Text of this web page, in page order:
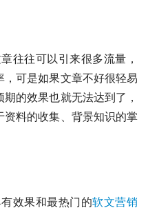
可是如果文章不好很轻易
的效果也就无法达到了，
料的收集、背景知识的掌
有效果和最热门的
软文营销